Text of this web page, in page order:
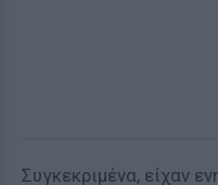
Συγκεκριμένα, είχαν